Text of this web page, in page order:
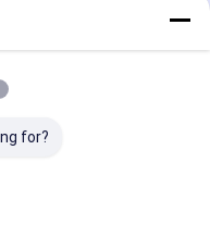
for?